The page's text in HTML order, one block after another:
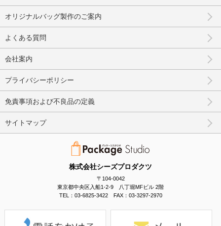
株式会社シーズプロダクツ
〒104-0042
東京都中央区入船1-2-9 八丁堀MFビル 2階
TEL：03-6825-3422 FAX：03-3297-2970
オリジナルバッグ製作のご案内
よくある質問
会社案内
プライバシーポリシー
免責事項および不良品の定義
サイトマップ